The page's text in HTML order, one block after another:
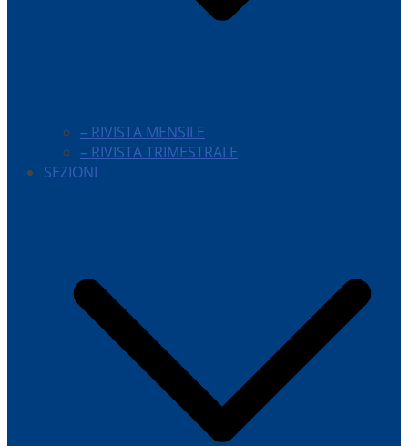
– RIVISTA MENSILE
– RIVISTA TRIMESTRALE
SEZIONI